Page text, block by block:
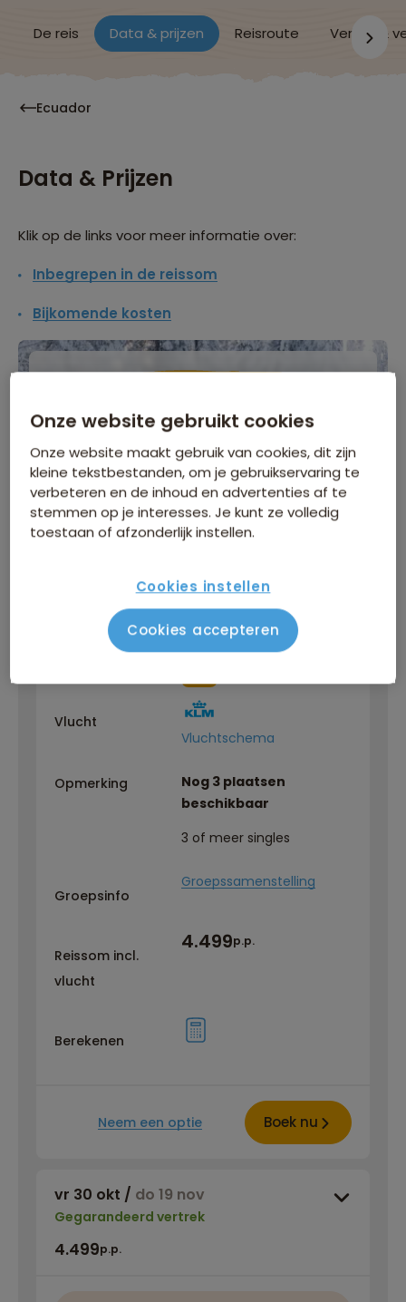
De reis Data & prijzen Reisroute Verblijf &
Ecuador
Data & Prijzen
Klik op de links voor meer informatie over:
Inbegrepen in de reissom
Bijkomende kosten
Tijdelijk €75 korting per persoon
Meer informatie
vr 9 okt /do 29 okt
EN
Vlucht
Vluchtschema
Opmerking
Nog 3 plaatsen
beschikbaar
3 of meer singles
Groepsinfo
Groepssamenstelling
Reissom incl.
vlucht
4.499p.p.
Berekenen
Neem een optie Boek nu
vr 30 okt / do 19 nov
Gegarandeerd vertrek
4.499p.p.
Onze website gebruikt cookies
Onze website maakt gebruik van cookies, dit zijn
kleine tekstbestanden, om je gebruikservaring te
verbeteren en de inhoud en advertenties af te
stemmen op je interesses. Je kunt ze volledig
toestaan of afzonderlijk instellen.
Cookies instellen
Cookies accepteren